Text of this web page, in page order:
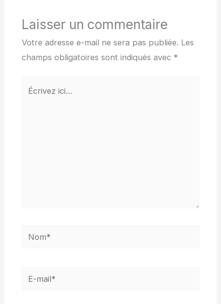
Laisser un commentaire
Votre adresse e-mail ne sera pas publiée. Les
champs obligatoires sont indiqués avec *
Écrivez
Nom*
E-